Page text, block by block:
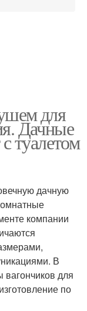
для
Дачные
туалетом
дачную
компании
В
вагончиков для
по